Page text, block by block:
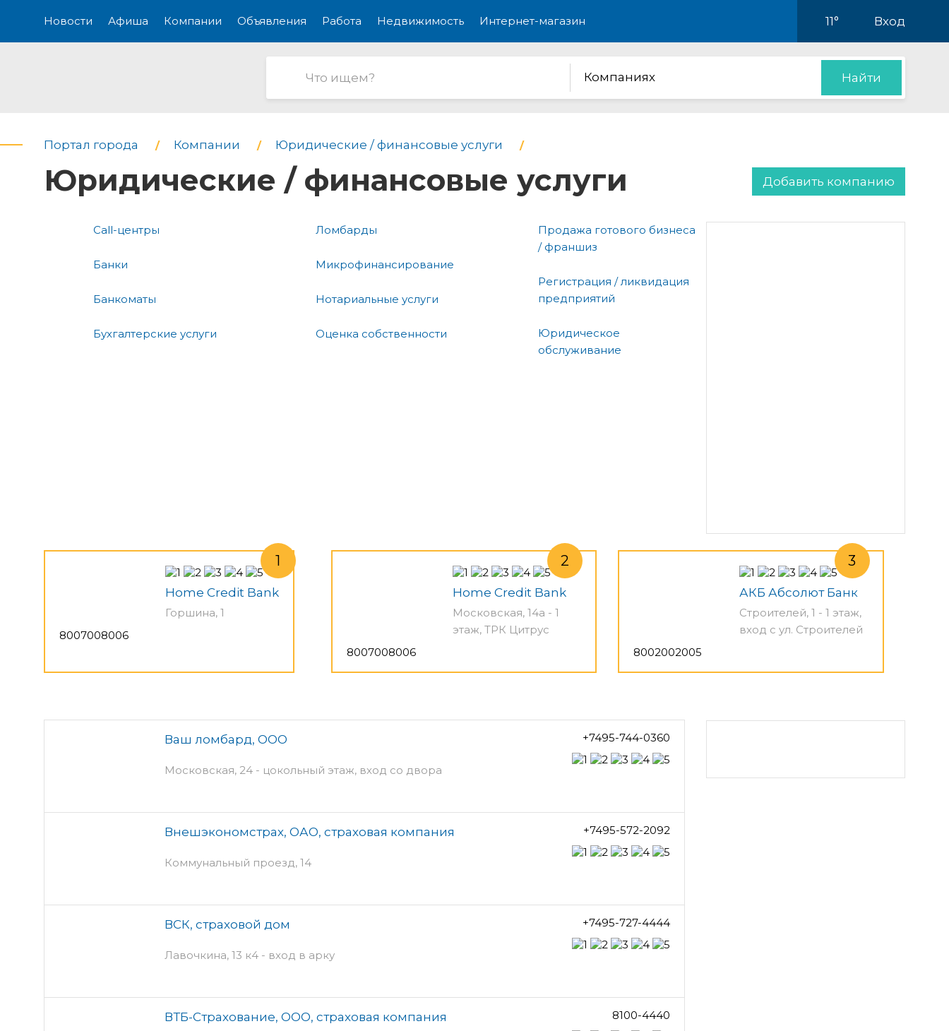
Новости Афиша Компании Объявления Работа Недвижимость Интернет-магазин 11° Вход
Компаниях Найти
Портал города Компании Юридические / финансовые услуги
Юридические / финансовые услуги Добавить компанию
Call-центры
Банки
Банкоматы
Бухгалтерские услуги
Ломбарды
Микрофинансирование
Нотариальные услуги
Оценка собственности
Продажа готового бизнеса
/ франшиз
Регистрация / ликвидация
предприятий
Юридическое
обслуживание
Home Credit Bank
Горшина, 1
8007008006
Home Credit Bank
Московская, 14а - 1
этаж, ТРК Цитрус
8007008006
АКБ Абсолют Банк
Строителей, 1 - 1 этаж,
вход с ул. Строителей
8002002005
Ваш ломбард, ООО
Московская, 24 - цокольный этаж, вход со двора
+7495-744-0360
Внешэкономстрах, ОАО, страховая компания
Коммунальный проезд, 14
+7495-572-2092
ВСК, страховой дом
Лавочкина, 13 к4 - вход в арку
+7495-727-4444
ВТБ-Страхование, ООО, страховая компания 8100-4440